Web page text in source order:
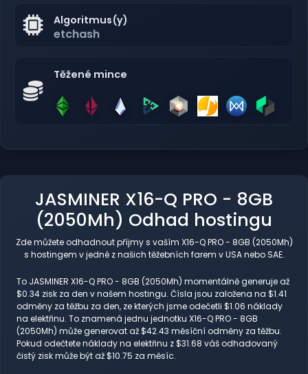
Algoritmus(y)
etchash
Těžené mince
JASMINER X16-Q PRO - 8GB
(2050Mh) Odhad hostingu
Zde můžete odhadnout příjmy s vaším X16-Q PRO - 8GB (2050Mh)
s hostingem v jedné z našich těžebních farem v USA nebo SAE.
To JASMINER X16-Q PRO - 8GB (2050Mh) momentálně generuje až
$0.34 zisk za den v našem hostingu. Čísla jsou založena na $1.41
odměny za těžbu za den, ze kterých jsme odečetli $1.06 náklady
na elektřinu. To znamená jednu jednotku X16-Q PRO - 8GB
(2050Mh) může generovat až $42.43 měsíční odměny za těžbu.
Pokud odečtete náklady na elektřinu z $31.68 váš odhadovaný
čistý zisk může být až $10.75 za měsíc.